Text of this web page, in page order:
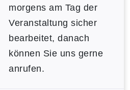
morgens am Tag der
Veranstaltung sicher
bearbeitet, danach
können Sie uns gerne
anrufen.